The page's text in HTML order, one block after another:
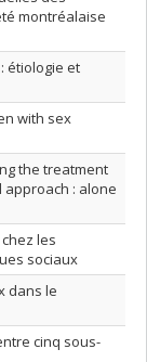
montréalaise
étiologie et
with sex
the treatment
: alone
les
sociaux
dans le
cinq sous-